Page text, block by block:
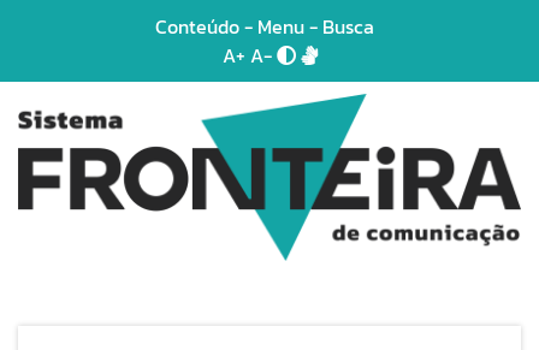
Conteúdo- Menu- Busca
A+ A-